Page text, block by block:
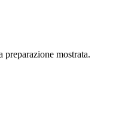
mostrata.